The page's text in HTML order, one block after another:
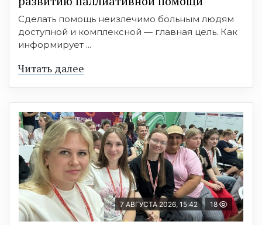
Сделать помощь неизлечимо больным людям
доступной и комплексной — главная цель. Как
информирует ...
Читать далее
7 АВГУСТА 2026, 15:42 18